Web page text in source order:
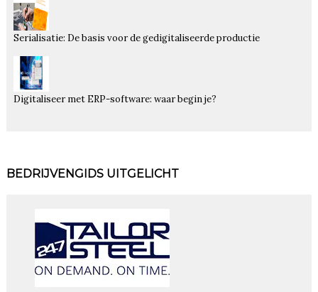
Serialisatie: De basis voor de gedigitaliseerde productie
Digitaliseer met ERP-software: waar begin je?
BEDRIJVENGIDS UITGELICHT